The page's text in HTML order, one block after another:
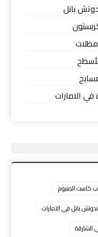
بانل
الامارات
كاست المنيوم
بانل في الامارات
الشارقة